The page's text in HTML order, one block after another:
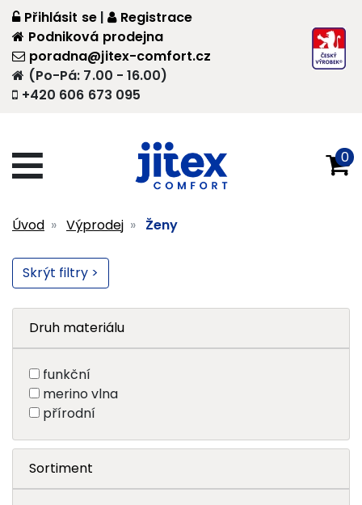
+420 606 673 095
(Po-Pá: 7.00 - 16.00)
poradna@jitex-comfort.cz
Přihlásit se |
Registrace
Podniková prodejna
0
Úvod Výprodej Ženy
Skrýt filtry >
Druh materiálu
funkční
merino vlna
přírodní
Sortiment